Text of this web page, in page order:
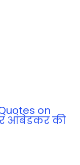
on
आंबेडकर की